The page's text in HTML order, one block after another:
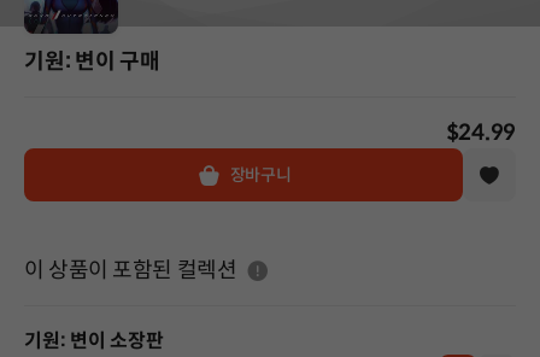
기원: 변이 구매
$24.99
장바구니
이 상품이 포함된 컬렉션 도움말
기원: 변이 소장판